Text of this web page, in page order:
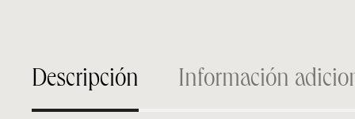
Descripción Información